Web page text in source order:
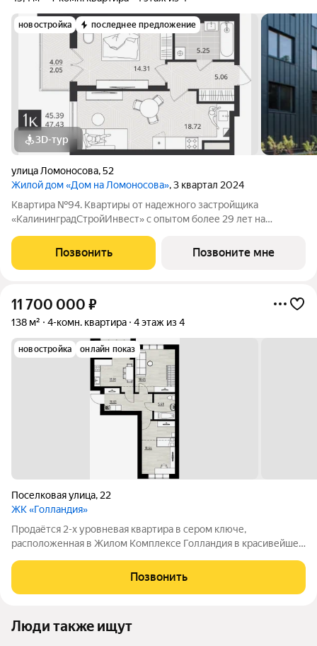
новостройка последнее предложение
3D-тур
улица Ломоносова,52
Жилой дом «Дом на Ломоносова», 3 квартал 2024
Квартира №94. Квартиры от надежного застройщика
«КалининградСтройИнвест» с опытом более 29 лет на
малоэтажного строительства, который расположен в
Центральном районе города в пешей доступности от
Позвонить Позвоните мне
11 700 000 ₽
138 м² 4-комн. квартира 4 этаж из 4
новостройка онлайн показ
Поселковая улица, 22
ЖК «Голландия»
Продаётся 2-х уровневая квартира в сером ключе,
расположенная в Жилом Комплексе Голландия в красивейшем
из красного керамического блока и кирпича,2024 года
постройки. 4/5 этаж Общая площадь
Позвонить
Люди также ищут